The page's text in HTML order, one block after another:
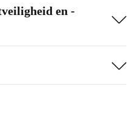
en -